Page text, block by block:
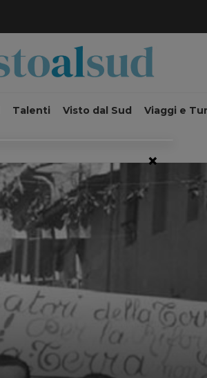
Talenti Visto dal Sud Viaggi e
×